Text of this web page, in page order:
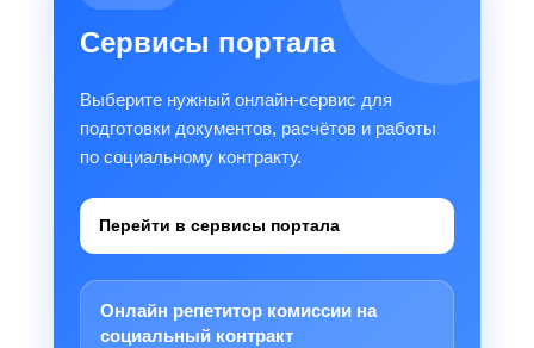
Сервисы портала
Выберите нужный онлайн-сервис для
подготовки документов, расчётов и работы
по социальному контракту.
Перейти в сервисы портала
Онлайн репетитор комиссии на
социальный контракт